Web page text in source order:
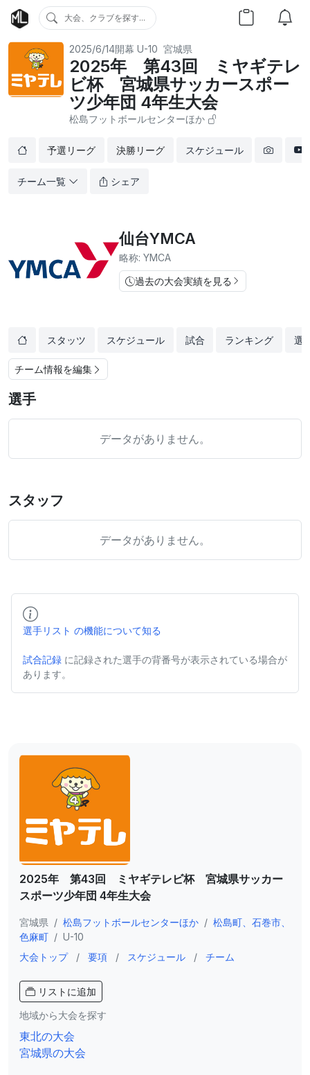
大会、クラブを探す...
2025/6/14開幕 U-10 宮城県
2025年 第43回 ミヤギテレ
ビ杯 宮城県サッカースポー
ツ少年団 4年生大会
松島フットボールセンターほか
予選リーグ 決勝リーグ スケジュール
チーム一覧 シェア
仙台YMCA
略称: YMCA
過去の大会実績を見る
スタッツ スケジュール 試合 ランキング 選
チーム情報を編集
選手
データがありません。
スタッフ
データがありません。
選手リスト の機能について知る
試合記録 に記録された選手の背番号が表示されている場合が
あります。
2025年 第43回 ミヤギテレビ杯 宮城県サッカー
スポーツ少年団 4年生大会
宮城県 / 松島フットボールセンターほか / 松島町、石巻市、
色麻町 / U-10
大会トップ
/ 要項 / スケジュール / チーム
リストに追加
地域から大会を探す
東北の大会
宮城県の大会